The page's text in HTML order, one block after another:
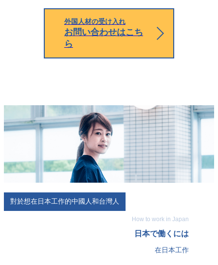
外国人材の受け入れ
お問い合わせはこち
ら
對於想在日本工作的中國人和台灣人
How to work in Japan
日本で働くには
在日本工作